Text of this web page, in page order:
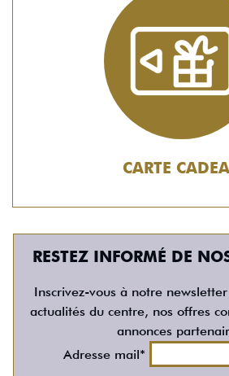
CARTE
RESTEZ INFORMÉ DE
Inscrivez-vous à notre
actualités du centre, nos offres
annonces
Adresse mail*